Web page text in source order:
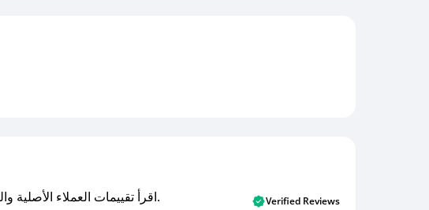
اقرأ تقييمات العملاء الأصلية والتقييمات من المشترين المتحققين. اكتشف ما يعتقده المستخدمون الحقيقيون حول خدمتنا وتعلم من تجاربهم. Verified Reviews